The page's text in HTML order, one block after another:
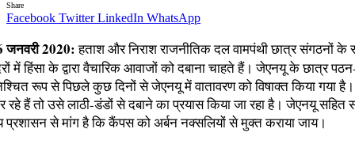
Share
Facebook Twitter LinkedIn WhatsApp
2020:हताश और निराश राजनीतिक दल वामपंथी छात्र संगठनों के
में हिंसा के द्वारा वैचारिक आवाजों को दबाना चाहते हैं। जेएनयू के छात्र
रूप से पिछले कुछ दिनों से जेएनयू में वातावरण को विषाक्त किया गया
रहे हैं तो उसे लाठी-डंडों से दबाने का प्रयास किया जा रहा है। जेएनयू सहित
प्रशासन से मांग है कि कैंपस को अर्बन नक्सलियों से मुक्त कराया जाय।